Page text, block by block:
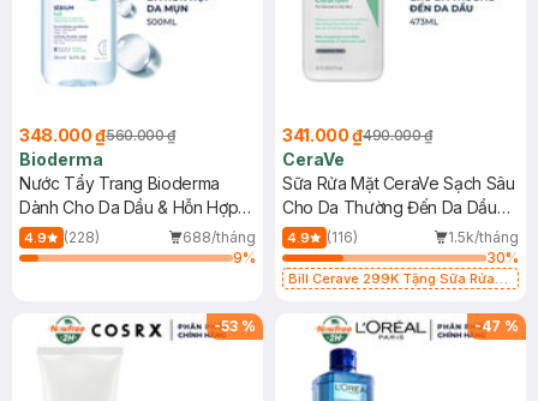
348.000 ₫560.000 ₫
Bioderma
Nước Tẩy Trang Bioderma
Dành Cho Da Dầu & Hỗn Hợp
500ml
4.9 (228)
688/tháng
9%
341.000 ₫490.000 ₫
CeraVe
Sữa Rửa Mặt CeraVe Sạch Sâu
Cho Da Thường Đến Da Dầu
473ml
4.9 (116)
1.5k/tháng
30%
Bill Cerave 299K Tặng Sữa Rửa
-53 % -47 %